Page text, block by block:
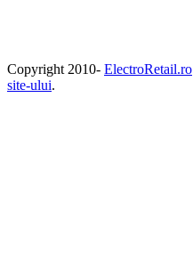
Copyright 2010- ElectroRetail.ro
site-ului.